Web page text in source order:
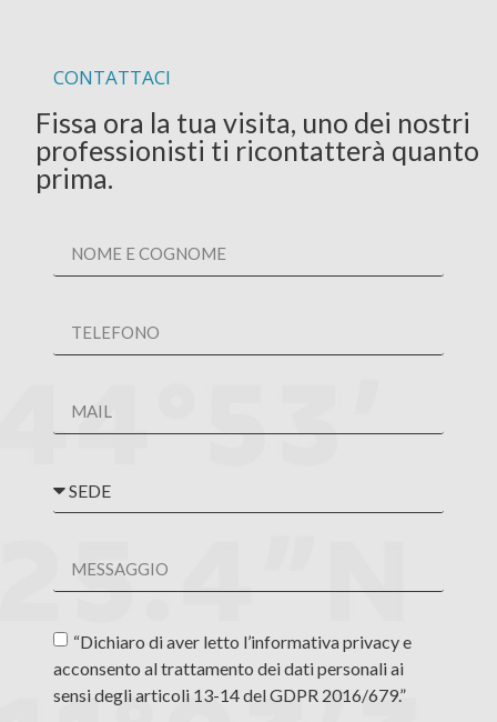
CONTATTACI
Fissa ora la tua visita, uno dei nostri
professionisti ti ricontatterà quanto
prima.
“Dichiaro di aver letto l’informativa privacy e
acconsento al trattamento dei dati personali ai
sensi degli articoli 13-14 del GDPR 2016/679.”